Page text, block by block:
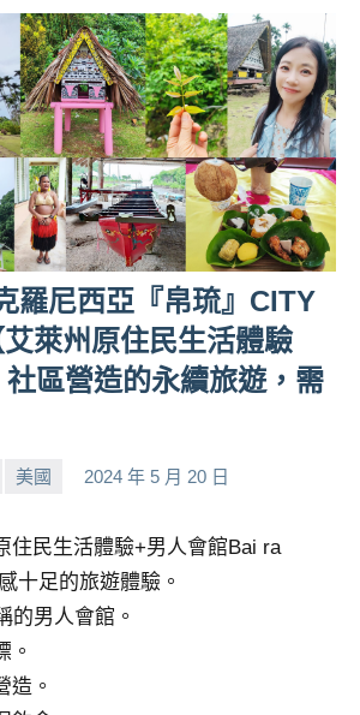
羅尼西亞『帛琉』CITY
萊州原住民生活體驗
區營造的永續旅遊，需
美國 2024 年 5 月 20 日
住民生活體驗+男人會館Bai ra
十足的旅遊體驗。
的男人會館。
。
造。